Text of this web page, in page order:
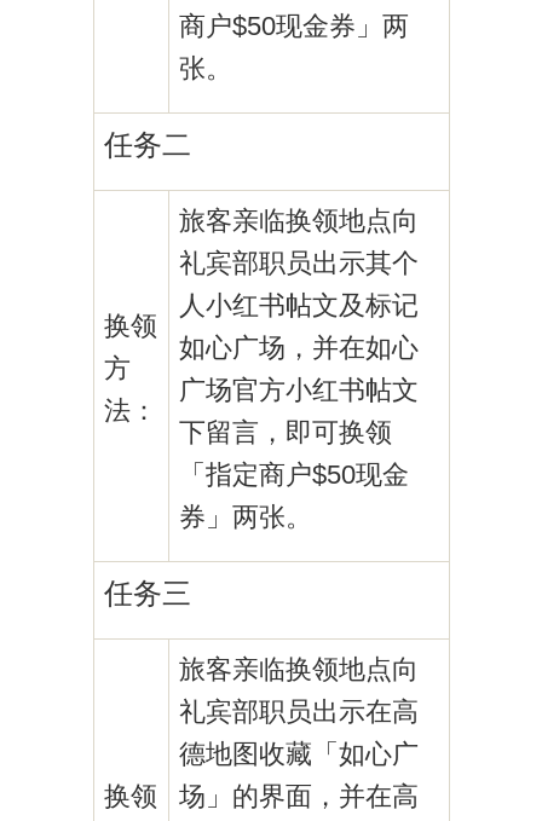
商户$50现金券」两
张。
任务二
换领
方
法：
旅客亲临换领地点向
礼宾部职员出示其个
人小红书帖文及标记
如心广场，并在如心
广场官方小红书帖文
下留言，即可换领
「指定商户$50现金
券」两张。
任务三
换领
旅客亲临换领地点向
礼宾部职员出示在高
德地图收藏「如心广
场」的界面，并在高